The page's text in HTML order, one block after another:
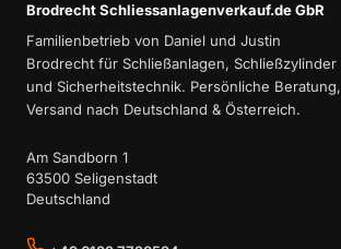
Brodrecht Schliessanlagenverkauf.de GbR
Familienbetrieb von Daniel und Justin
Brodrecht für Schließanlagen, Schließzylinder
und Sicherheitstechnik. Persönliche Beratung,
Versand nach Deutschland & Österreich.
Am Sandborn 1
63500 Seligenstadt
Deutschland